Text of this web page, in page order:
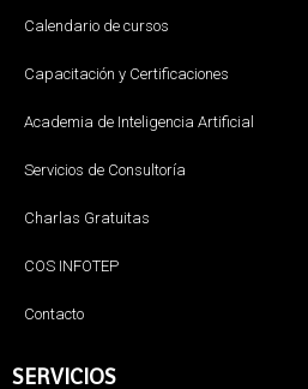
Calendario de cursos
Capacitación y Certificaciones
Academia de Inteligencia Artificial
Servicios de Consultoría
Charlas Gratuitas
COS INFOTEP
Contacto
SERVICIOS